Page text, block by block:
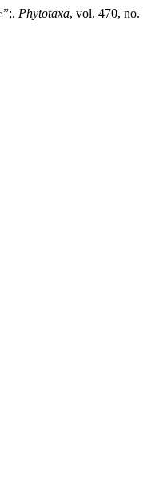
Phytotaxa, vol. 470,